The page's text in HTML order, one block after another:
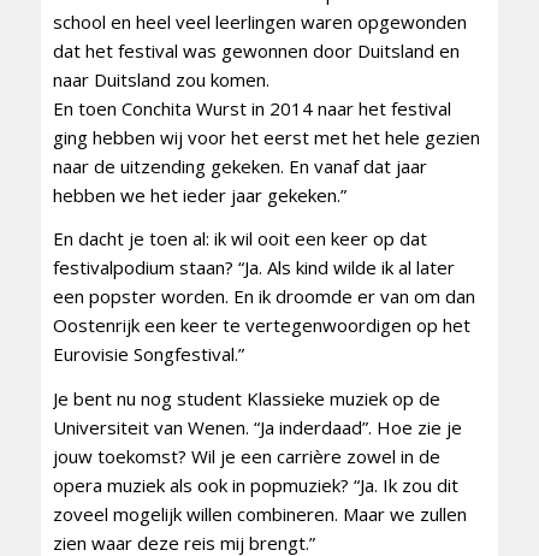
school en heel veel leerlingen waren opgewonden
dat het festival was gewonnen door Duitsland en
naar Duitsland zou komen.
En toen Conchita Wurst in 2014 naar het festival
ging hebben wij voor het eerst met het hele gezien
naar de uitzending gekeken. En vanaf dat jaar
hebben we het ieder jaar gekeken.”
En dacht je toen al: ik wil ooit een keer op dat
festivalpodium staan? “Ja. Als kind wilde ik al later
een popster worden. En ik droomde er van om dan
Oostenrijk een keer te vertegenwoordigen op het
Eurovisie Songfestival.”
Je bent nu nog student Klassieke muziek op de
Universiteit van Wenen. “Ja inderdaad”. Hoe zie je
jouw toekomst? Wil je een carrière zowel in de
opera muziek als ook in popmuziek? “Ja. Ik zou dit
zoveel mogelijk willen combineren. Maar we zullen
zien waar deze reis mij brengt.”